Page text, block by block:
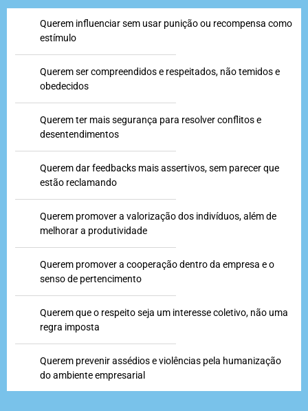
Querem influenciar sem usar punição ou recompensa como
estímulo
Querem ser compreendidos e respeitados, não temidos e
obedecidos
Querem ter mais segurança para resolver conflitos e
desentendimentos
Querem dar feedbacks mais assertivos, sem parecer que
estão reclamando
Querem promover a valorização dos indivíduos, além de
melhorar a produtividade
Querem promover a cooperação dentro da empresa e o
senso de pertencimento
Querem que o respeito seja um interesse coletivo, não uma
regra imposta
Querem prevenir assédios e violências pela humanização
do ambiente empresarial